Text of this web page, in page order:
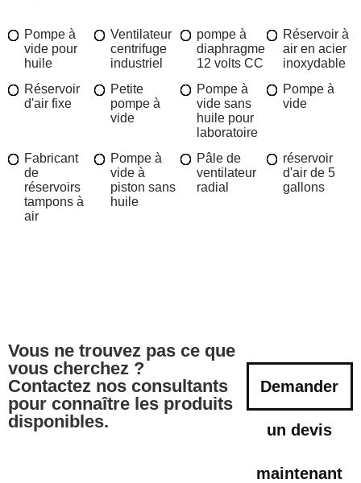
Pompe à
vide pour
huile
Ventilateur
centrifuge
industriel
pompe à
diaphragme
12 volts CC
Réservoir à
air en acier
inoxydable
Réservoir
d'air fixe
Petite
pompe à
vide
Pompe à
vide sans
huile pour
laboratoire
Pompe à
vide
Fabricant
de
réservoirs
tampons à
air
Pompe à
vide à
piston sans
huile
Pâle de
ventilateur
radial
réservoir
d'air de 5
gallons
Vous ne trouvez pas ce que
vous cherchez ?
Contactez nos consultants
pour connaître les produits
disponibles.
Demander
un devis
maintenant